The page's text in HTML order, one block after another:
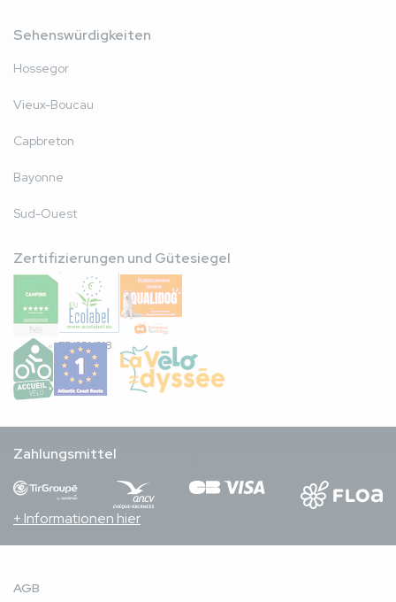
Sehenswürdigkeiten
Hossegor
Vieux-Boucau
Capbreton
Bayonne
Sud-Ouest
Zertifizierungen und Gütesiegel
FR/051/018
Zahlungsmittel
+ Informationen hier
AGB